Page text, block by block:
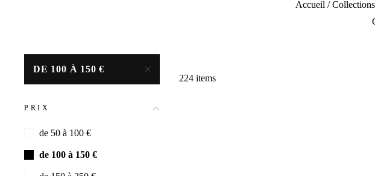
Accueil / Collections
DE 100 À 150 €
PRIX
de 50 à 100 €
de 100 à 150 €
224 items